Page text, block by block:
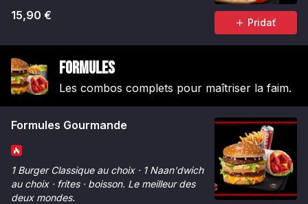
🌶️CRUNCHY NAAN BURGER :
cheddar fondant, salade iceberg
croquante, oignons rouges, rondelles
de tomate, sauce Chicken Max &
sauce Tinger.
15,90 €
Pridať
Formules
Les combos complets pour maîtriser la faim.
Formules Gourmande
1 Burger Classique au choix · 1 Naan'dwich
au choix · frites · boisson. Le meilleur des
deux mondes.